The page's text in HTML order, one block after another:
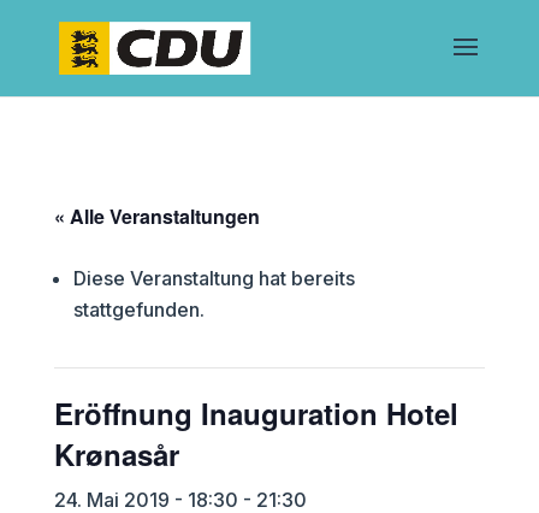
« Alle Veranstaltungen
Diese Veranstaltung hat bereits
stattgefunden.
Eröffnung Inauguration Hotel
Krønasår
24. Mai 2019 - 18:30 - 21:30